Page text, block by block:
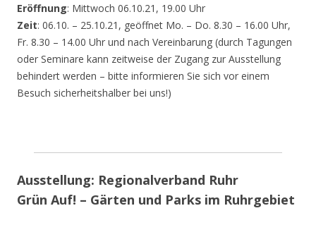
Eröffnung: Mittwoch 06.10.21, 19.00 Uhr
Zeit: 06.10. – 25.10.21, geöffnet Mo. – Do. 8.30 – 16.00 Uhr,
Fr. 8.30 – 14.00 Uhr und nach Vereinbarung (durch Tagungen
oder Seminare kann zeitweise der Zugang zur Ausstellung
behindert werden – bitte informieren Sie sich vor einem
Besuch sicherheitshalber bei uns!)
Ausstellung: Regionalverband Ruhr
Grün Auf! – Gärten und Parks im Ruhrgebiet